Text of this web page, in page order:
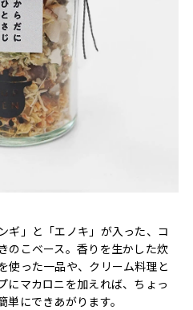
ギ」と「エノキ」が入った、コ
のこベース。香りを生かした炊
使った一品や、クリーム料理と
にマカロニを加えれば、ちょっ
にできあがります。